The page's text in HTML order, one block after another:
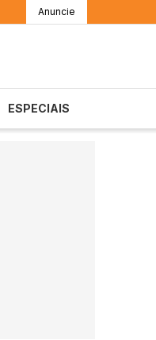
Anuncie
ESPECIAIS